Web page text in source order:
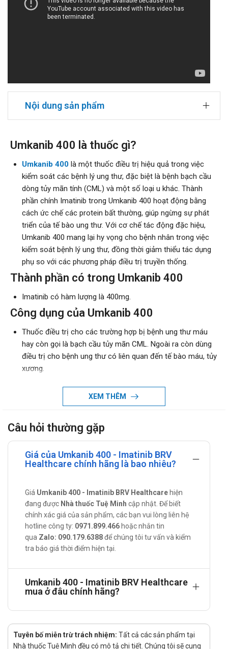
Nội dung sản phẩm
Umkanib 400 là thuốc gì?
Umkanib 400là một thuốc điều trị hiệu quả trong việc
kiểm soát các bệnh lý ung thư, đặc biệt là bệnh bạch cầu
dòng tủy mãn tính (CML) và một số loại u khác. Thành
phần chính Imatinib trong Umkanib 400 hoạt động bằng
cách ức chế các protein bất thường, giúp ngừng sự phát
triển của tế bào ung thư. Với cơ chế tác động đặc hiệu,
Umkanib 400 mang lại hy vọng cho bệnh nhân trong việc
kiểm soát bệnh lý ung thư, đồng thời giảm thiểu tác dụng
phụ so với các phương pháp điều trị truyền thống.
Thành phần có trong Umkanib 400
Imatinib có hàm lượng là 400mg.
Công dụng của Umkanib 400
Thuốc điều trị cho các trường hợp bị bệnh ung thư máu
hay còn gọi là bạch cầu tủy mãn CML. Ngoài ra còn dùng
điều trị cho bệnh ung thư có liên quan đến tế bào máu, tủy
xương.
Điều trị u ở dạ dày hoặc ung thư liên quan đến đường tiêu
Hướng dẫn sử dụng Umkanib 400
Cách sử dụng: Uống.
Liều dùng: Dùng theo chỉ định của bác sĩ hoặc tham khảo
liều khuyến cáo sau:
bệnh của người dùng là thể cấp hay thể mạn.
Người lớn: Thông thường liều dùng sẽ rơi vào khoảng
400-800mg thuốc mỗi ngày. Uống 1 lần hoặc chia
thành 2 lần uống sáng và tối.
Trẻ em dùng từ 340-570mg/m2 mỗi ngày, liều tổng
mỗi ngày không được quá 800mg.
Thời gian dùng vào khoảng 7 ngày cho đến 13
tháng, trung bình thường gặp nhất là 7 tháng.
Với liều điều trị bệnh loạn sản tủy là 400mg thuốc
100mg thuốc mỗi ngày. Có thể tăng đến 400mg thuốc
mỗi ngày nếu như cơ thể đáp ứng.
XEM THÊM
Câu hỏi thường gặp
Giá của Umkanib 400 - Imatinib BRV
Healthcare chính hãng là bao nhiêu?
Giá Umkanib 400 - Imatinib BRV Healthcare hiện
đang được Nhà thuốc Tuệ Minh cập nhật. Để biết
chính xác giá của sản phẩm, các bạn vui lòng liên hệ
hotline công ty: 0971.899.466 hoặc nhắn tin
qua Zalo: 090.179.6388để chúng tôi tư vấn và kiểm
tra báo giá thời điểm hiện tại.
Umkanib 400 - Imatinib BRV Healthcare
mua ở đâu chính hãng?
Tuyên bố miễn trừ trách nhiệm: Tất cả các sản phẩm tại
Nhà thuốc Tuệ Minh đều có mô tả chi tiết. Chúng tôi sẽ cung